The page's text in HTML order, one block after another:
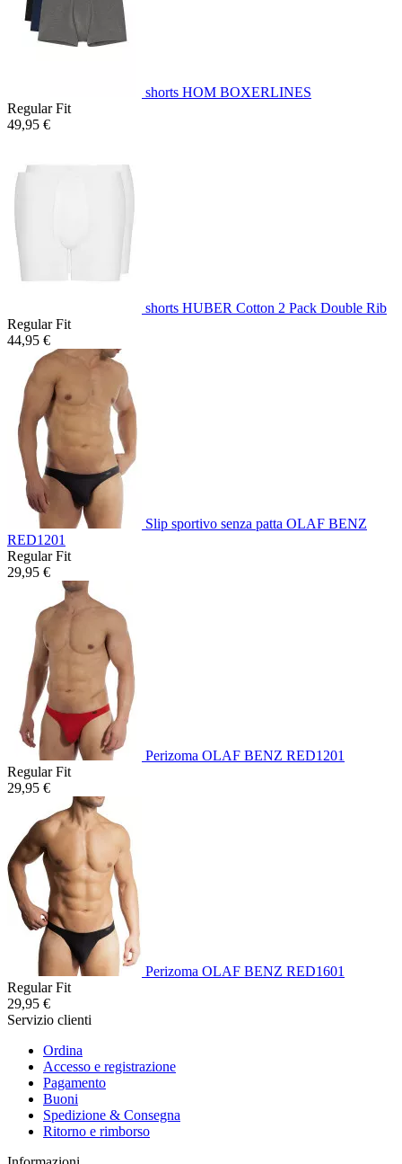
shorts HOM BOXERLINES
Regular Fit
49,95 €
shorts HUBER Cotton 2 Pack Double Rib
Regular Fit
44,95 €
Slip sportivo senza patta OLAF BENZ
RED1201
Regular Fit
29,95 €
Perizoma OLAF BENZ RED1201
Regular Fit
29,95 €
Perizoma OLAF BENZ RED1601
Regular Fit
29,95 €
Servizio clienti
Ordina
Accesso e registrazione
Pagamento
Buoni
Spedizione & Consegna
Ritorno e rimborso